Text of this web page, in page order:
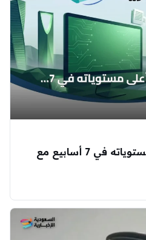
ارتفاع الذهب إلى أعلى مستوياته في 7 أسابيع مع